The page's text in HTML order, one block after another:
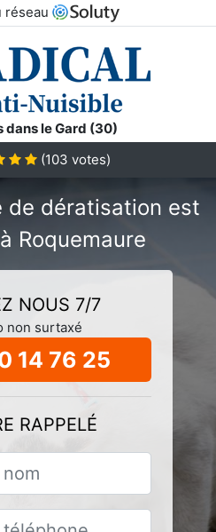
réseau
dans le Gard (30)
(103 votes)
de dératisation est
Roquemaure
NOUS 7/7
non surtaxé
14 76 25
RAPPELÉ